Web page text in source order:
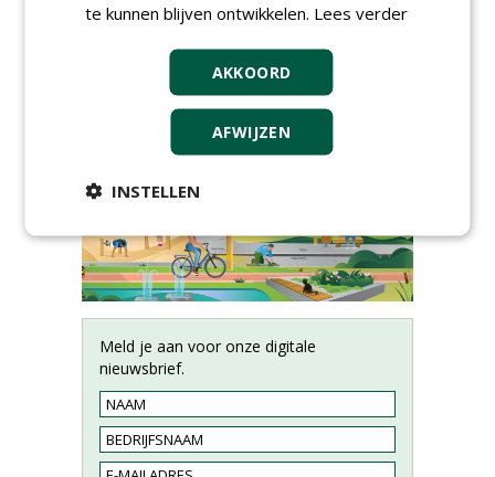
Meld je aan voor onze digitale
nieuwsbrief.
te kunnen blijven ontwikkelen. Lees verder
AKKOORD
AFWIJZEN
INSTELLEN